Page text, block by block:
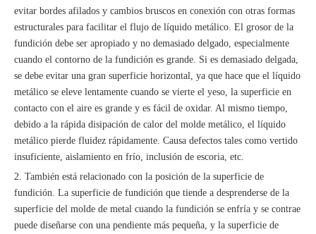
evitar bordes afilados y cambios bruscos en conexión con otras formas
estructurales para facilitar el flujo de líquido metálico. El grosor de la
fundición debe ser apropiado y no demasiado delgado, especialmente
cuando el contorno de la fundición es grande. Si es demasiado delgada,
se debe evitar una gran superficie horizontal, ya que hace que el líquido
metálico se eleve lentamente cuando se vierte el yeso, la superficie en
contacto con el aire es grande y es fácil de oxidar. Al mismo tiempo,
debido a la rápida disipación de calor del molde metálico, el líquido
metálico pierde fluidez rápidamente. Causa defectos tales como vertido
insuficiente, aislamiento en frío, inclusión de escoria, etc.
2. También está relacionado con la posición de la superficie de
fundición. La superficie de fundición que tiende a desprenderse de la
superficie del molde de metal cuando la fundición se enfría y se contrae
puede diseñarse con una pendiente más pequeña, y la superficie de